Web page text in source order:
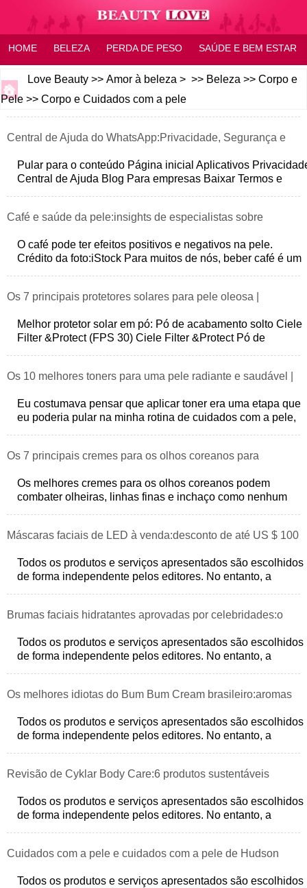
HOME BELEZA PERDA DE PESO SAÚDE E BEM ESTAR
CASA OU FAMÍLIA PERGUNTAS FREQUENTES
GINÁSTICA SENTIMENTO
Love Beauty >> Amor à beleza > >> Beleza >> Corpo e
Pele >> Corpo e Cuidados com a pele
Central de Ajuda do WhatsApp:Privacidade, Segurança e
Suporte
Pular para o conteúdo Página inicial Aplicativos
Central de Ajuda Blog Para empresas Baixar Termos e
Café e saúde da pele:insights de especialistas sobre
benefícios e riscos
O café pode ter efeitos positivos e negativos na pele.
Crédito da foto:iStock Para muitos de nós, beber café é um
Os 7 principais protetores solares para pele oleosa |
Revisado e recomendado por especialistas
Melhor protetor solar em pó: Pó de acabamento solto Ciele
Filter &Protect (FPS 30) Ciele Filter &Protect Pó de
Os 10 melhores toners para uma pele radiante e saudável |
Avaliações de especialistas
Eu costumava pensar que aplicar toner era uma etapa que
eu poderia pular na minha rotina de cuidados com a pele,
Os 7 principais cremes para os olhos coreanos para
olheiras, rugas e inchaço
Os melhores cremes para os olhos coreanos podem
combater olheiras, linhas finas e inchaço como nenhum
Máscaras faciais de LED à venda:desconto de até US $ 100
- StyleCaster
Todos os produtos e serviços apresentados são escolhidos
de forma independente pelos editores. No entanto, a
Brumas faciais hidratantes aprovadas por celebridades:o
segredo de US $ 12 para uma pele brilhante
Todos os produtos e serviços apresentados são escolhidos
de forma independente pelos editores. No entanto, a
Os melhores idiotas do Bum Bum Cream brasileiro:aromas
tropicais abaixo de US $ 10
Todos os produtos e serviços apresentados são escolhidos
de forma independente pelos editores. No entanto, a
Revisão de Cyklar Body Care:6 produtos sustentáveis ​​
imperdíveis, testados e aprovados
Todos os produtos e serviços apresentados são escolhidos
de forma independente pelos editores. No entanto, a
Cuidados com a pele e cuidados com a pele de Hudson
Williams:um mergulho profundo em seus 56 produtos
Todos os produtos e serviços apresentados são escolhidos